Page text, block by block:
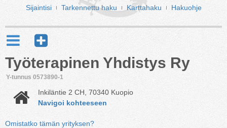
Sijaintisi Tarkennettu haku Karttahaku Hakuohje
Työterapinen Yhdistys Ry
Y-tunnus 0573890-1
Inkiläntie 2 CH, 70340 Kuopio
Navigoi kohteeseen
Omistatko tämän yrityksen?